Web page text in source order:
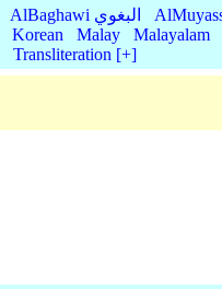
AlBaghawi البغوي
Korean Malay Malayalam
Transliteration [+]